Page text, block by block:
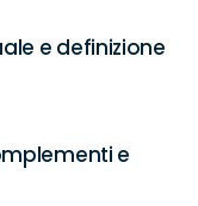
e definizione
e